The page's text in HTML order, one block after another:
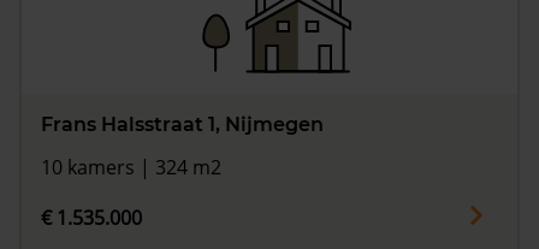
Frans Halsstraat 1, Nijmegen
10 kamers | 324 m2
€ 1.535.000